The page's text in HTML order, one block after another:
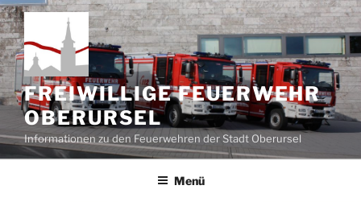
Zum
Inhalt
springen
FREIWILLIGE FEUERWEHR
OBERURSEL
Informationen zu den Feuerwehren der Stadt Oberursel
Menü